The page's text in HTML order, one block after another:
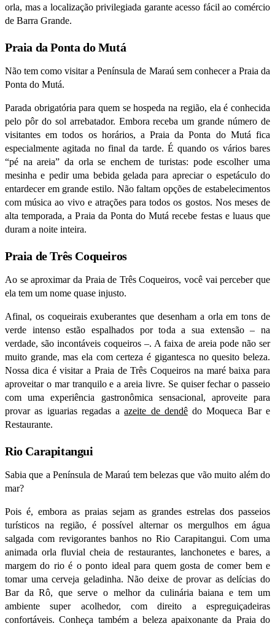
orla, mas a localização privilegiada garante acesso fácil ao comércio
de Barra Grande.
Praia da Ponta do Mutá
Não tem como visitar a Península de Maraú sem conhecer a Praia da
Ponta do Mutá.
Parada obrigatória para quem se hospeda na região, ela é conhecida
pelo pôr do sol arrebatador. Embora receba um grande número de
visitantes em todos os horários, a Praia da Ponta do Mutá fica
especialmente agitada no final da tarde. É quando os vários bares
“pé na areia” da orla se enchem de turistas: pode escolher uma
mesinha e pedir uma bebida gelada para apreciar o espetáculo do
entardecer em grande estilo. Não faltam opções de estabelecimentos
com música ao vivo e atrações para todos os gostos. Nos meses de
alta temporada, a Praia da Ponta do Mutá recebe festas e luaus que
duram a noite inteira.
Praia de Três Coqueiros
Ao se aproximar da Praia de Três Coqueiros, você vai perceber que
ela tem um nome quase injusto.
Afinal, os coqueirais exuberantes que desenham a orla em tons de
verde intenso estão espalhados por toda a sua extensão – na
verdade, são incontáveis coqueiros –. A faixa de areia pode não ser
muito grande, mas ela com certeza é gigantesca no quesito beleza.
Nossa dica é visitar a Praia de Três Coqueiros na maré baixa para
aproveitar o mar tranquilo e a areia livre. Se quiser fechar o passeio
com uma experiência gastronômica sensacional, aproveite para
provar as iguarias regadas aazeite de dendêdo Moqueca Bar e
Restaurante.
Rio Carapitangui
Sabia que a Península de Maraú tem belezas que vão muito além do
mar?
Pois é, embora as praias sejam as grandes estrelas dos passeios
turísticos na região, é possível alternar os mergulhos em água
salgada com revigorantes banhos no Rio Carapitangui. Com uma
animada orla fluvial cheia de restaurantes, lanchonetes e bares, a
margem do rio é o ponto ideal para quem gosta de comer bem e
tomar uma cerveja geladinha. Não deixe de provar as delícias do
Bar da Rô, que serve o melhor da culinária baiana e tem um
ambiente super acolhedor, com direito a espreguiçadeiras
confortáveis. Conheça também a beleza apaixonante da Praia do